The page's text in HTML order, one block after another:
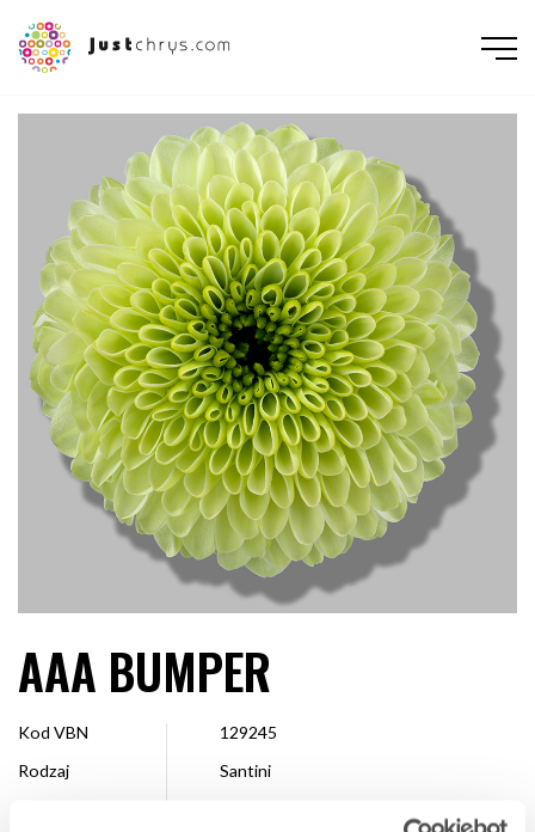
NEDERLANDS DEUTSCH FRANÇAIS РУССКИЙ
AAA BUMPER
Kod VBN
129245
Rodzaj
Santini